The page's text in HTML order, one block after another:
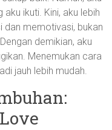
ikuti. Kini, aku lebih
dan memotivasi, bukan
demikian, aku
Menemukan cara
jauh lebih mudah.